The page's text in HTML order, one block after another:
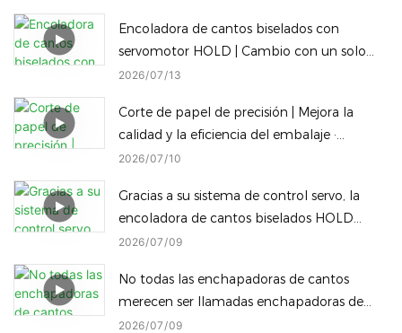
Encoladora de cantos biselados con
servomotor HOLD | Cambio con un solo
clic entre bisel completo y sellado de
2026 07 13
Corte de papel de precisión | Mejora la
calidad y la eficiencia del embalaje ·
Máquina de embalaje inteligente HOLD
2026 07 10
Gracias a su sistema de control servo, la
encoladora de cantos biselados HOLD
permite cambiar instantáneamente, con un
procesamiento de cantos biselados para
reducir el tiempo de inactividad.
2026 07 09
No todas las enchapadoras de cantos
merecen ser llamadas enchapadoras de
cantos Diamond Edge, y no todas las
2026 07 09